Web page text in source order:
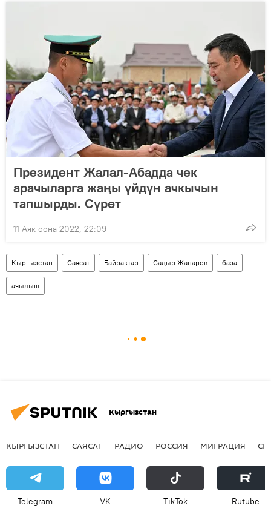
Президент Жалал-Абадда чек
арачыларга жаңы үйдүн ачкычын
тапшырды. Сүрөт
11 Аяк оона 2022, 22:09
Кыргызстан Саясат Байрактар Садыр Жапаров база
ачылыш
Кыргызстан
КЫРГЫЗСТАН САЯСАТ РАДИО РОССИЯ МИГРАЦИЯ
Telegram VK ТikТоk Rutube